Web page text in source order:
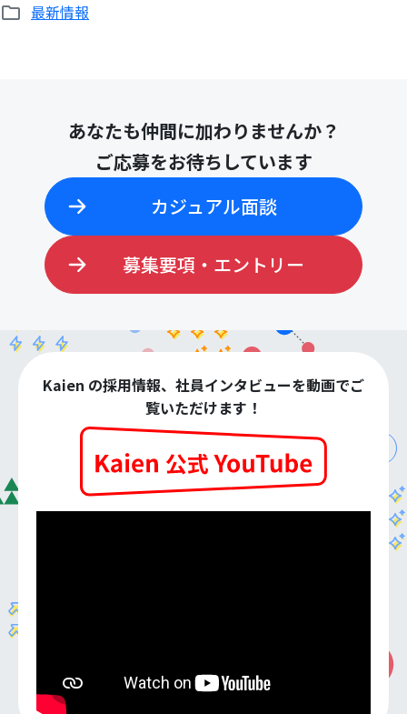
最新情報
あなたも仲間に加わりませんか？
ご応募をお待ちしています
カジュアル面談
募集要項・エントリー
Kaien の採用情報、社員インタビューを動画でご
覧いただけます！